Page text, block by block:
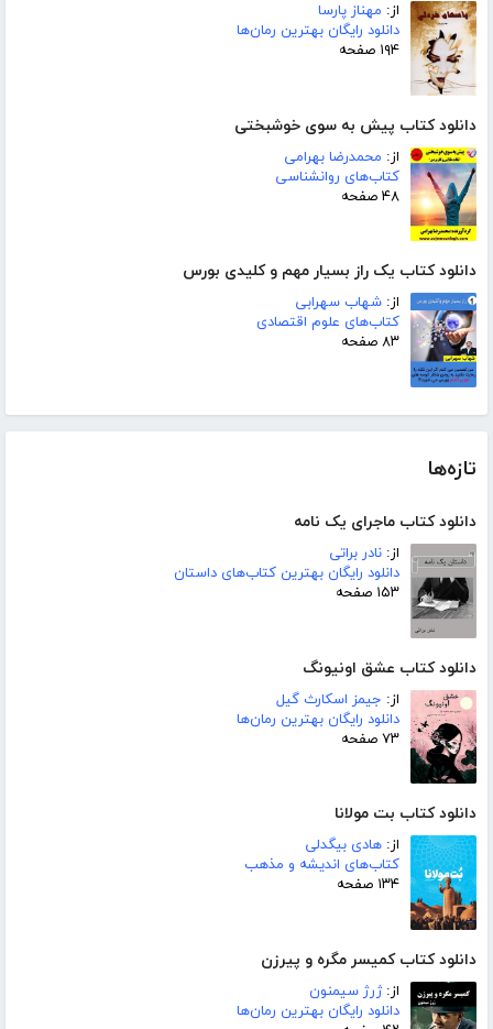
از: مهناز پارسا
دانلود رایگان بهترین رمان‌ها
۱۹۴ صفحه
دانلود کتاب پیش به سوی خوشبختی
از: محمدرضا بهرامی
کتاب‌های روانشناسی
۴۸ صفحه
دانلود کتاب یک راز بسیار مهم و کلیدی بورس
از: شهاب سهرابی
کتاب‌های علوم اقتصادی
۸۳ صفحه
تازه‌ها
دانلود کتاب ماجرای یک نامه
از: نادر براتی
دانلود رایگان بهترین کتاب‌های داستان
۱۵۳ صفحه
دانلود کتاب عشق اونیونگ
از: جیمز اسکارث گیل
دانلود رایگان بهترین رمان‌ها
۷۳ صفحه
دانلود کتاب بت مولانا
از: هادی بیگدلی
کتاب‌های اندیشه و مذهب
۱۳۴ صفحه
دانلود کتاب کمیسر مگره و پیرزن
از:ژرژ سیمنون
دانلود رایگان بهترین رمان‌ها